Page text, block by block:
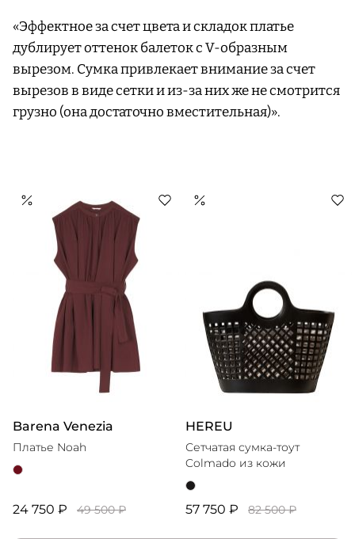
«Эффектное за счет цвета и складок платье
дублирует оттенок балеток с V-образным
вырезом. Сумка привлекает внимание за счет
вырезов в виде сетки и из-за них же не смотрится
грузно (она достаточно вместительная)».
Barena Venezia
Платье Noah
24 750 ₽ 49 500 ₽
HEREU
Сетчатая сумка-тоут
Colmado из кожи
57 750 ₽ 82 500 ₽